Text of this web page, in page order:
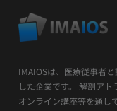
IMAIOSは、医療従事者
した企業です。 解剖アト
オンライン講座等を通し